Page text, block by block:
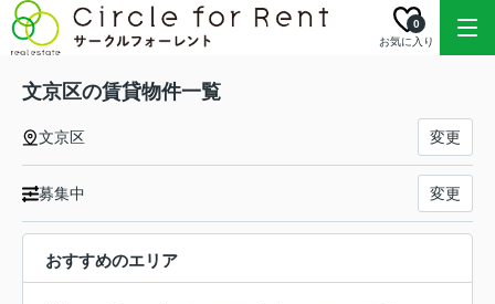
お気に入り
0
文京区の賃貸物件一覧
文京区 変更
募集中 変更
おすすめのエリア